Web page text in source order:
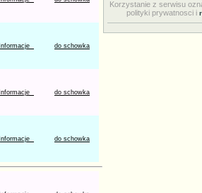
Informacje do schowka
Informacje do schowka
Informacje do schowka
Korzystanie z serwisu
polityki prywatnosci i